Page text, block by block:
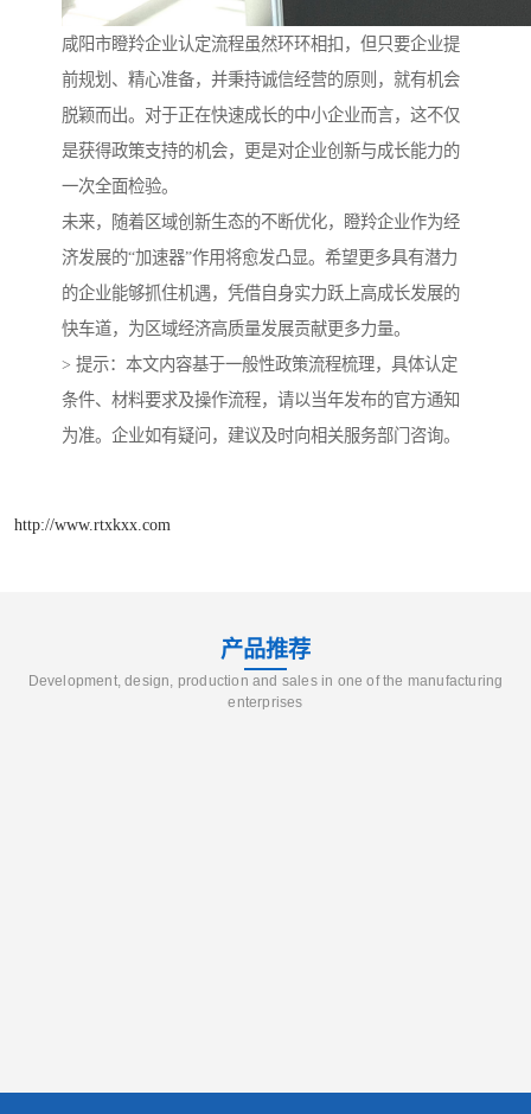
咸阳市瞪羚企业认定流程虽然环环相扣，但只要企业提
前规划、精心准备，并秉持诚信经营的原则，就有机会
脱颖而出。对于正在快速成长的中小企业而言，这不仅
是获得政策支持的机会，更是对企业创新与成长能力的
一次全面检验。
未来，随着区域创新生态的不断优化，瞪羚企业作为经
济发展的“加速器”作用将愈发凸显。希望更多具有潜力
的企业能够抓住机遇，凭借自身实力跃上高成长发展的
快车道，为区域经济高质量发展贡献更多力量。
> 提示：本文内容基于一般性政策流程梳理，具体认定
条件、材料要求及操作流程，请以当年发布的官方通知
为准。企业如有疑问，建议及时向相关服务部门咨询。
http://www.rtxkxx.com
产品推荐
Development, design, production and sales in one of the manufacturing
enterprises